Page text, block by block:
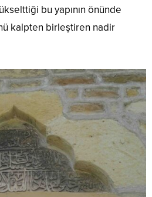
bu yapının önünde
kalpten birleştiren nadir